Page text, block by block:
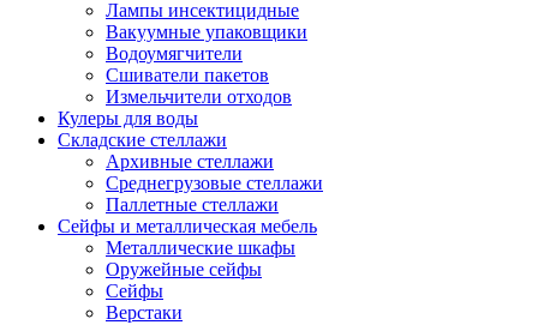
Лампы инсектицидные
Вакуумные упаковщики
Водоумягчители
Сшиватели пакетов
Измельчители отходов
Кулеры для воды
Складские стеллажи
Архивные стеллажи
Среднегрузовые стеллажи
Паллетные стеллажи
Сейфы и металлическая мебель
Металлические шкафы
Оружейные сейфы
Сейфы
Верстаки